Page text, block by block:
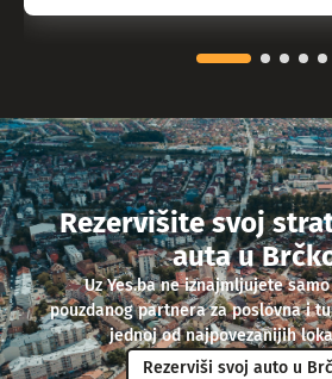
Rezervišite svoj
auta u
Uz Yes.ba ne iznajmljujete
pouzdanog partnera za poslovna i
jednoj od najpovezanijih
Rezerviši svoj auto u